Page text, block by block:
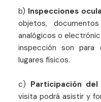
b) Inspecciones
objetos,
analógicos o
inspección son para
lugares físicos.
c) Participación
visita podrá asistir y